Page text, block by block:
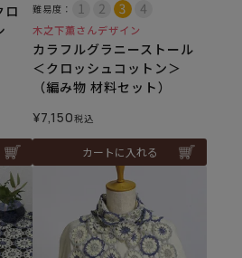
ロ
難易度：
木之下薫さんデザイン
カラフルグラニーストール
＜クロッシュコットン＞
（編み物 材料セット）
¥7,150税込
カートに入れる